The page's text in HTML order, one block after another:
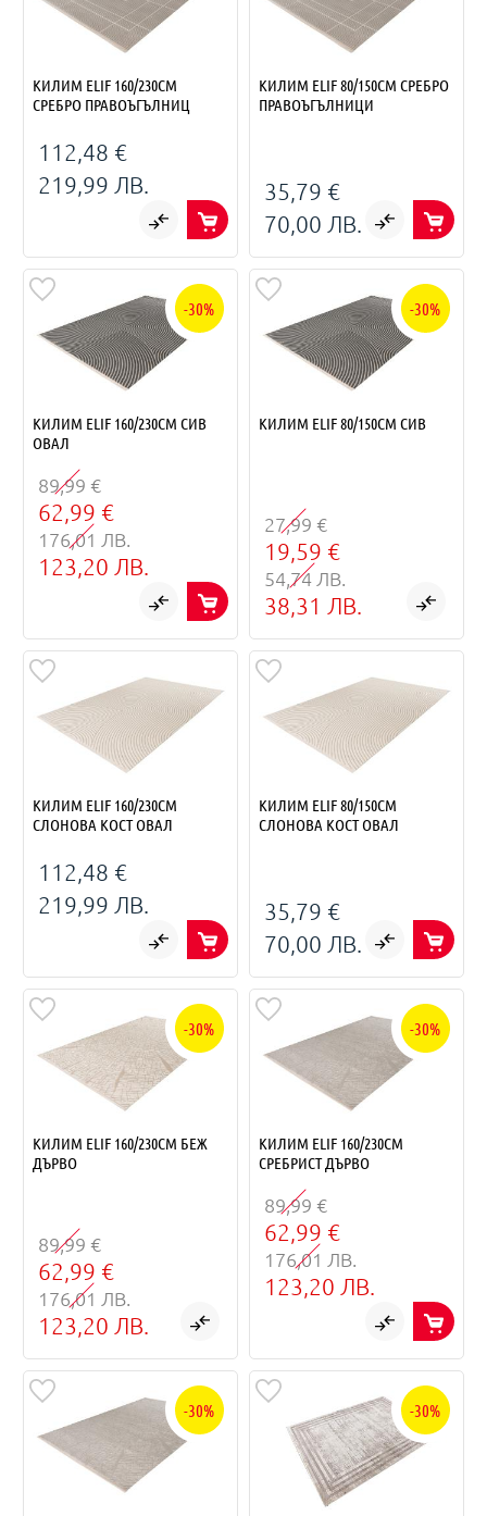
КИЛИМ ELIF 160/230СМ
СРЕБРО ПРАВОЪГЪЛНИЦ
112,48 €
219,99 ЛВ.
КИЛИМ ELIF 80/150СМ СРЕБРО
ПРАВОЪГЪЛНИЦИ
35,79 €
70,00 ЛВ.
-30%
КИЛИМ ELIF 160/230СМ СИВ
ОВАЛ
89,99 €
62,99 €
176,01 ЛВ.
123,20 ЛВ.
-30%
КИЛИМ ELIF 80/150СМ СИВ
27,99 €
19,59 €
54,74 ЛВ.
38,31 ЛВ.
КИЛИМ ELIF 160/230СМ
СЛОНОВА КОСТ ОВАЛ
112,48 €
219,99 ЛВ.
КИЛИМ ELIF 80/150СМ
СЛОНОВА КОСТ ОВАЛ
35,79 €
70,00 ЛВ.
-30%
КИЛИМ ELIF 160/230СМ БЕЖ
ДЪРВО
89,99 €
62,99 €
176,01 ЛВ.
123,20 ЛВ.
-30%
КИЛИМ ELIF 160/230СМ
СРЕБРИСТ ДЪРВО
89,99 €
62,99 €
176,01 ЛВ.
123,20 ЛВ.
-30% -30%